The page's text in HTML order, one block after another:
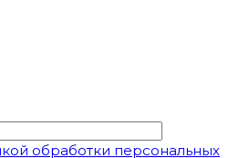
обработки персональных